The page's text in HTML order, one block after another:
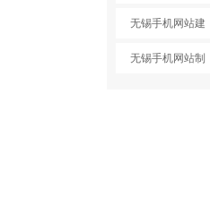
开发
无锡手机网站建
设
无锡手机网站制